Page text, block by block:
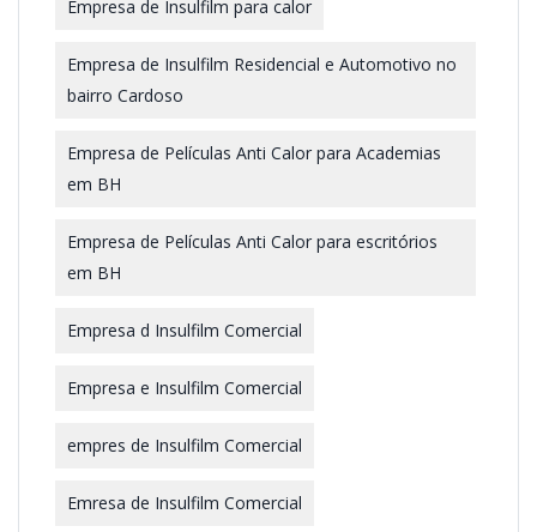
Empresa de Insulfilm para calor
Empresa de Insulfilm Residencial e Automotivo no
bairro Cardoso
Empresa de Películas Anti Calor para Academias
em BH
Empresa de Películas Anti Calor para escritórios
em BH
Empresa d Insulfilm Comercial
Empresa e Insulfilm Comercial
empres de Insulfilm Comercial
Emresa de Insulfilm Comercial